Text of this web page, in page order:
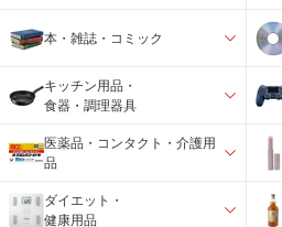
本・雑誌・コミック
キッチン用品・
食器・調理器具
医薬品・コンタクト・介護用
品
ダイエット・
健康用品